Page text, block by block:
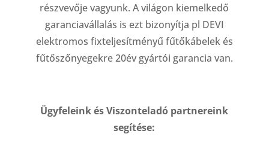
részvevője vagyunk. A világon kiemelkedő
garanciavállalás is ezt bizonyítja pl DEVI
elektromos fixteljesítményű fűtőkábelek és
fűtőszőnyegekre 20év gyártói garancia van.
Ügyfeleink és Viszonteladó partnereink
segítése: